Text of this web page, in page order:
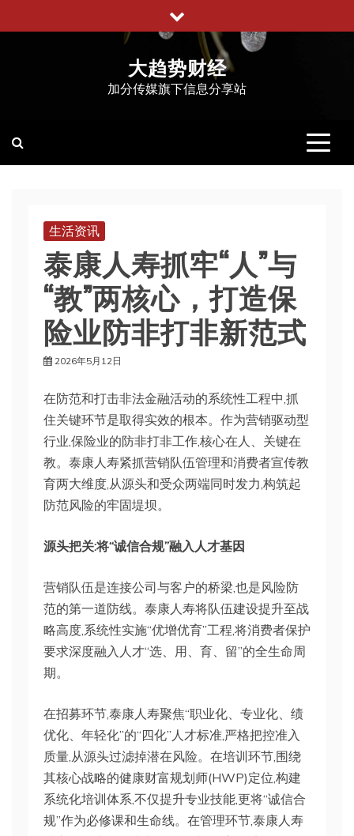
至
大趋势财经
加分传媒旗下信息分享站
生活资讯
泰康人寿抓牢“人”与
“教”两核心，打造保
险业防非打非新范式
2026年5月12日
在防范和打击非法金融活动的系统性工程中,抓
住关键环节是取得实效的根本。作为营销驱动型
行业,保险业的防非打非工作,核心在人、关键在
教。泰康人寿紧抓营销队伍管理和消费者宣传教
育两大维度,从源头和受众两端同时发力,构筑起
防范风险的牢固堤坝。
源头把关:将“诚信合规”融入人才基因
营销队伍是连接公司与客户的桥梁,也是风险防
范的第一道防线。泰康人寿将队伍建设提升至战
略高度,系统性实施“优增优育”工程,将消费者保护
要求深度融入人才“选、用、育、留”的全生命周
期。
在招募环节,泰康人寿聚焦“职业化、专业化、绩
优化、年轻化”的“四化”人才标准,严格把控准入
质量,从源头过滤掉潜在风险。在培训环节,围绕
其核心战略的健康财富规划师(HWP)定位,构建
系统化培训体系,不仅提升专业技能,更将“诚信合
规”作为必修课和生命线。在管理环节,泰康人寿